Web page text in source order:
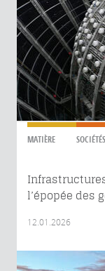
MATIÈRE SOCIÉTÉS
l’épopée des
12.01.2026